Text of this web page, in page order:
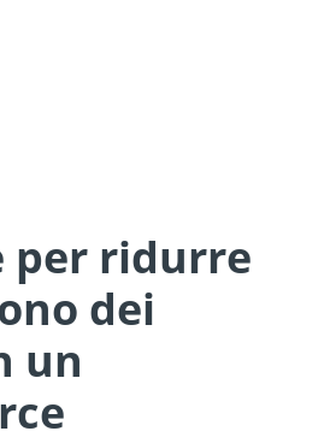
per ridurre
dei
un